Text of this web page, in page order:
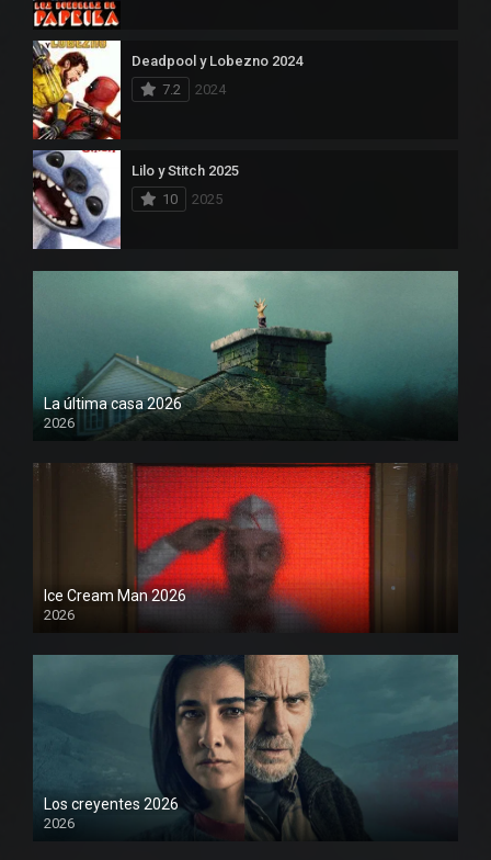
Deadpool y Lobezno 2024
7.2
2024
Lilo y Stitch 2025
10
2025
La última casa 2026
2026
Ice Cream Man 2026
2026
Los creyentes 2026
2026
1080P